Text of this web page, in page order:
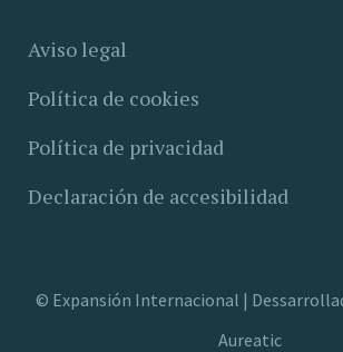
Aviso legal
Política de cookies
Política de privacidad
Declaración de accesibilidad
© Expansión Internacional |
Aureatic